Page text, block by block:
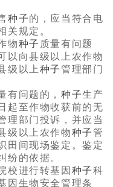
种子的，应当符合电
关规定。
物种子 质量有问题
以向县级以上农作物
级以上种子管理部门
有问题的，种子生产
起至作物收获前的无
理部门投诉，并应当
级以上农作物种子管
田间现场鉴定。鉴定
纷的依据。
进行转基因 种子科
因生物安全管理条